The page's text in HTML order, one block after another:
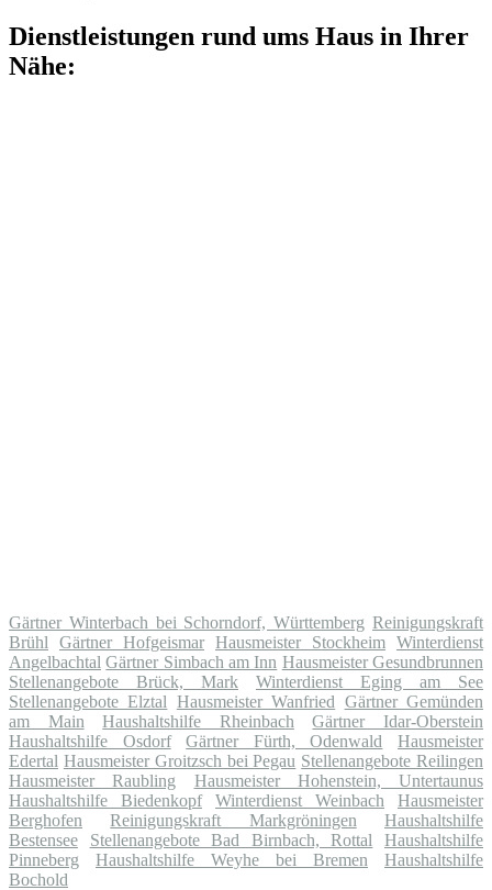
Dienstleistungen rund ums Haus in Ihrer
Nähe:
Gärtner Winterbach bei Schorndorf, Württemberg Reinigungskraft
Brühl
Gärtner Hofgeismar Hausmeister Stockheim Winterdienst
Angelbachtal Gärtner Simbach am Inn Hausmeister Gesundbrunnen
Stellenangebote Brück, Mark
Winterdienst Eging am See
Stellenangebote Elztal Hausmeister Wanfried Gärtner Gemünden
am Main
Haushaltshilfe Rheinbach
Gärtner Idar-Oberstein
Haushaltshilfe Osdorf
Gärtner Fürth, Odenwald
Hausmeister
Edertal Hausmeister Groitzsch bei Pegau Stellenangebote Reilingen
Hausmeister Raubling
Hausmeister Hohenstein, Untertaunus
Haushaltshilfe Biedenkopf
Winterdienst Weinbach
Hausmeister
Berghofen
Reinigungskraft Markgröningen
Haushaltshilfe
Bestensee
Stellenangebote Bad Birnbach, Rottal
Haushaltshilfe
Pinneberg
Haushaltshilfe Weyhe bei Bremen
Haushaltshilfe
Bochold